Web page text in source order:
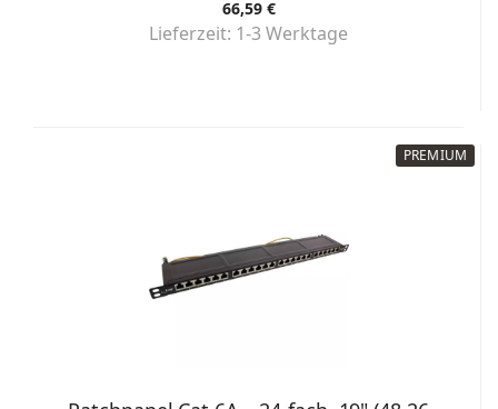
66,59 €
Lieferzeit: 1-3 Werktage
PREMIUM